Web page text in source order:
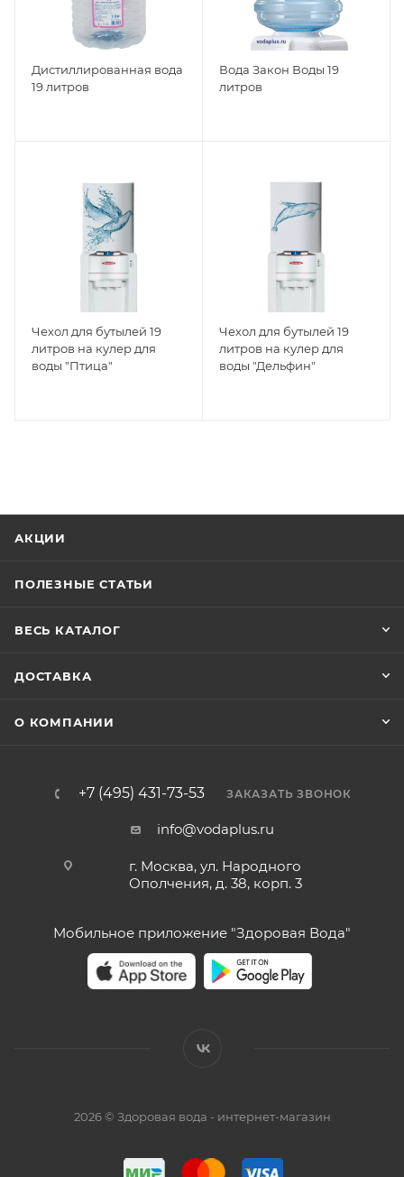
Дистиллированная вода
19 литров
Вода Закон Воды 19
литров
Чехол для бутылей 19
литров на кулер для
воды "Птица"
Чехол для бутылей 19
литров на кулер для
воды "Дельфин"
АКЦИИ
ПОЛЕЗНЫЕ СТАТЬИ
ВЕСЬ КАТАЛОГ
ДОСТАВКА
О КОМПАНИИ
+7 (495) 431-73-53 ЗАКАЗАТЬ ЗВОНОК
info@vodaplus.ru
г. Москва, ул. Народного
Ополчения, д. 38, корп. 3
Мобильное приложение "Здоровая Вода"
2026 © Здоровая вода - интернет-магазин